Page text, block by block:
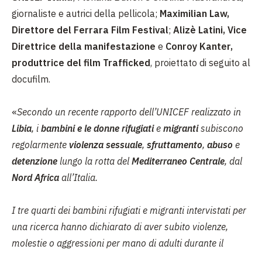
giornaliste e autrici della pellicola; Maximilian Law,
Direttore del Ferrara Film Festival; Alizè Latini, Vice
Direttrice della manifestazione e Conroy Kanter,
produttrice del film Trafficked, proiettato di seguito al
docufilm.
«Secondo un recente rapporto dell’UNICEF realizzato in
Libia, ibambini e le donne rifugiatie migrantisubiscono
regolarmente violenza sessuale, sfruttamento, abuso e
detenzione lungo la rotta del Mediterraneo Centrale, dal
Nord Africa all’Italia.
I tre quarti dei bambini rifugiati e migranti intervistati per
una ricerca hanno dichiarato di aver subito violenze,
molestie o aggressioni per mano di adulti durante il